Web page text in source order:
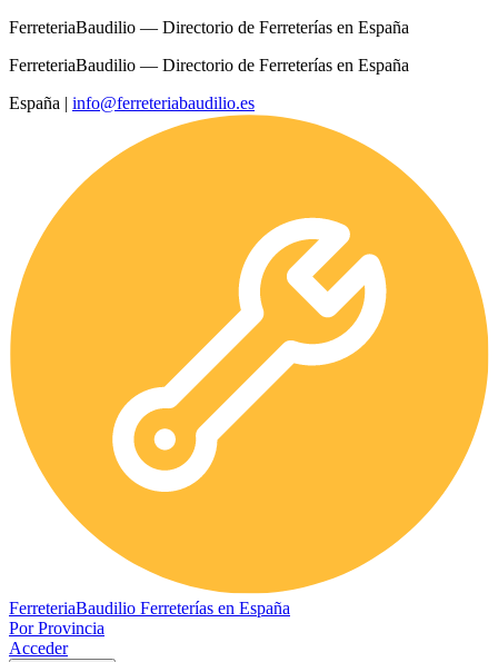
FerreteriaBaudilio — Directorio de Ferreterías en España
FerreteriaBaudilio — Directorio de Ferreterías en España
España | info@ferreteriabaudilio.es
FerreteriaBaudilio Ferreterías en España
Por Provincia
Acceder